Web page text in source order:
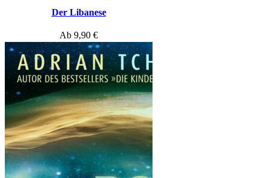
Der Libanese
Ab 9,90 €